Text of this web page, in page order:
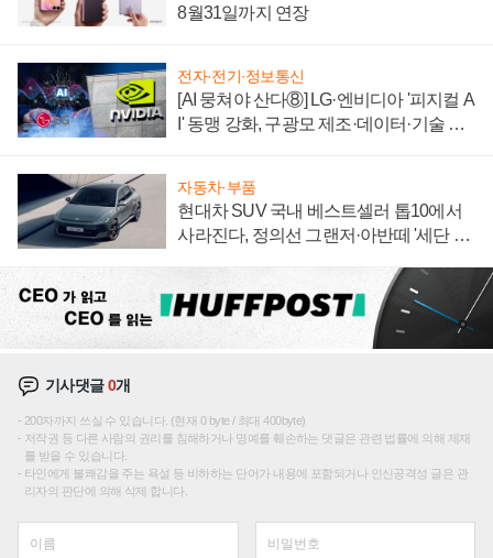
8월31일까지 연장
전자·전기·정보통신
[AI 뭉쳐야 산다⑧] LG·엔비디아 '피지컬 A
I' 동맹 강화, 구광모 제조·데이터·기술 결
자동차·부품
현대차 SUV 국내 베스트셀러 톱10에서
사라진다, 정의선 그랜저·아반떼 '세단 쌍
기사댓글0개
200자까지 쓰실 수 있습니다. (현재 0 byte / 최대 400byte)
저작권 등 다른 사람의 권리를 침해하거나 명예를 훼손하는 댓글은 관련 법률에 의해 제재
를 받을 수 있습니다.
타인에게 불쾌감을 주는 욕설 등 비하하는 단어가 내용에 포함되거나 인신공격성 글은 관
리자의 판단에 의해 삭제 합니다.